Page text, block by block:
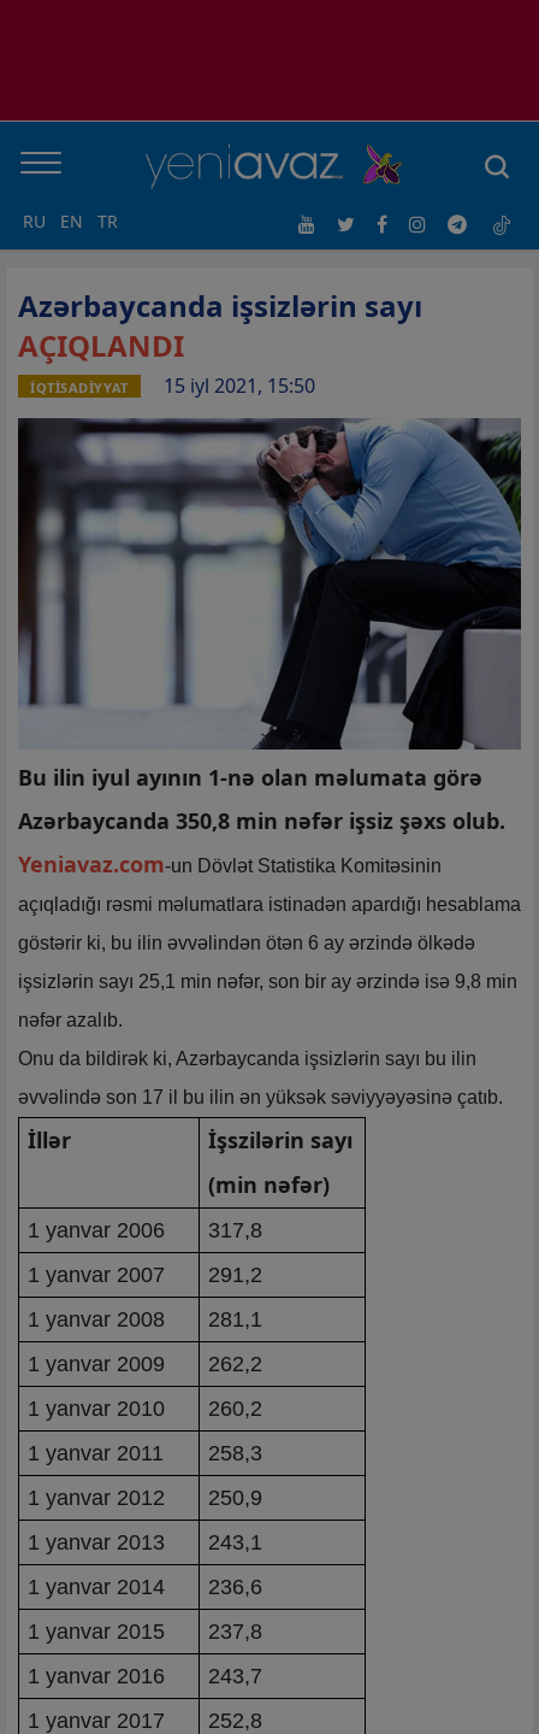
RU EN TR
Azərbaycanda işsizlərin sayı
AÇIQLANDI
İQTİSADİYYAT 15 iyl 2021, 15:50
Bu ilin iyul ayının 1-nə olan məlumata görə
Azərbaycanda 350,8 min nəfər işsiz şəxs olub.
Yeniavaz.com-un Dövlət Statistika Komitəsinin
açıqladığı rəsmi məlumatlara istinadən apardığı hesablama
göstərir ki, bu ilin əvvəlindən ötən 6 ay ərzində ölkədə
işsizlərin sayı 25,1 min nəfər, son bir ay ərzində isə 9,8 min
nəfər azalıb.
Onu da bildirək ki, Azərbaycanda işsizlərin sayı bu ilin
əvvəlində son 17 il bu ilin ən yüksək səviyyəyəsinə çatıb.
İllər
İşszilərin sayı
(min nəfər)
1 yanvar 2006
317,8
1 yanvar 2007
291,2
1 yanvar 2008
281,1
1 yanvar 2009
262,2
1 yanvar 2010
260,2
1 yanvar 2011
258,3
1 yanvar 2012
250,9
1 yanvar 2013
243,1
1 yanvar 2014
236,6
1 yanvar 2015
237,8
1 yanvar 2016
243,7
1 yanvar 2017
252,8